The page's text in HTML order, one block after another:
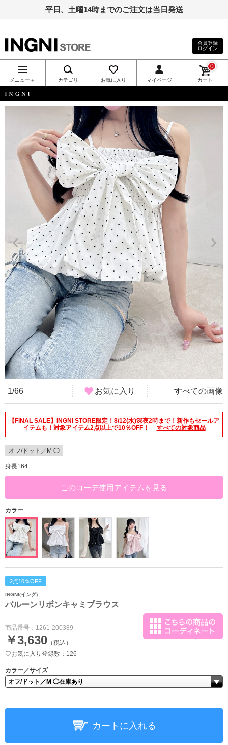
平日、土曜14時までのご注文は当日発送
INGNI（イン
グ）公式通
販｜INGNI
STORE
会員登録
ログイン
メニュー＋ カテゴリ お気に入り マイページ カート
0
INGNI
1/66 お気に入り すべての画像
【FINAL SALE】INGNI STORE限定！8/12(水)深夜2時まで！新作もセールア
イテムも！対象アイテム2点以上で10％OFF！
すべての対象商品
オフ/ドット／M ◯
身長164
このコーデ使用アイテムを見る
カラー
2点10％OFF
INGNI(イング)
バルーンリボンキャミブラウス
商品番号： 1261-200389
￥3,630 （税込）
♡お気に入り登録数：126
カラー／サイズ
カートに入れる